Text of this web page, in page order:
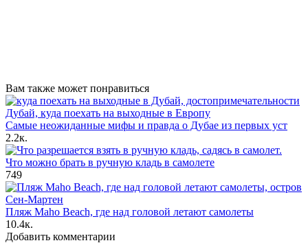
Вам также может понравиться
Самые неожиданные мифы и правда о Дубае из первых уст
2.2к.
Что можно брать в ручную кладь в самолете
749
Пляж Maho Beach, где над головой летают самолеты
10.4к.
Добавить комментарии